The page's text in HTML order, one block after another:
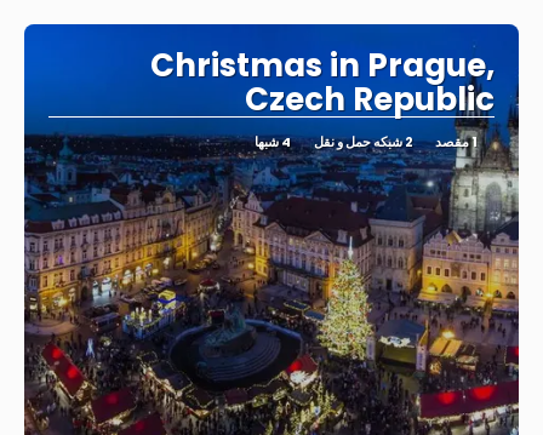
Christmas in Prague,
Czech Republic
1 مقصد 2 شبکه حمل و نقل 4 شبها